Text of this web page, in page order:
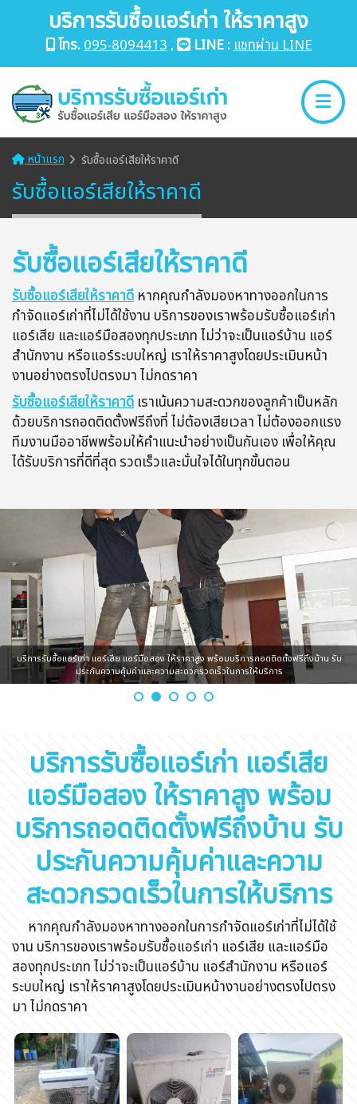
บริการรับซื้อแอร์เก่า ให้ราคาสูง
โทร.095-8094413, LINE :แชทผ่าน LINE
หน้าแรก รับซื้อแอร์เสียให้ราคาดี
รับซื้อแอร์เสียให้ราคาดี
รับซื้อแอร์เสียให้ราคาดี
รับซื้อแอร์เสียให้ราคาดี หากคุณกำลังมองหาทางออกในการ
กำจัดแอร์เก่าที่ไม่ได้ใช้งาน บริการของเราพร้อมรับซื้อแอร์เก่า
แอร์เสีย และแอร์มือสองทุกประเภท ไม่ว่าจะเป็นแอร์บ้าน แอร์
สำนักงาน หรือแอร์ระบบใหญ่ เราให้ราคาสูงโดยประเมินหน้า
งานอย่างตรงไปตรงมา ไม่กดราคา
รับซื้อแอร์เสียให้ราคาดี เราเน้นความสะดวกของลูกค้าเป็นหลัก
ด้วยบริการถอดติดตั้งฟรีถึงที่ ไม่ต้องเสียเวลา ไม่ต้องออกแรง
ทีมงานมืออาชีพพร้อมให้คำแนะนำอย่างเป็นกันเอง เพื่อให้คุณ
ได้รับบริการที่ดีที่สุด รวดเร็วและมั่นใจได้ในทุกขั้นตอน
บริการรับซื้อแอร์เก่า แอร์เสีย แอร์มือสอง ให้ราคาสูง พร้อมบริการถอดติดตั้งฟรีถึงบ้าน รับ
ประกันความคุ้มค่าและความสะดวกรวดเร็วในการให้บริการ
บริการรับซื้อแอร์เก่า แอร์เสีย
แอร์มือสอง ให้ราคาสูง พร้อม
บริการถอดติดตั้งฟรีถึงบ้าน รับ
ประกันความคุ้มค่าและความ
สะดวกรวดเร็วในการให้บริการ
หากคุณกำลังมองหาทางออกในการกำจัดแอร์เก่าที่ไม่ได้ใช้
งาน บริการของเราพร้อมรับซื้อแอร์เก่า แอร์เสีย และแอร์มือ
สองทุกประเภท ไม่ว่าจะเป็นแอร์บ้าน แอร์สำนักงาน หรือแอร์
ระบบใหญ่ เราให้ราคาสูงโดยประเมินหน้างานอย่างตรงไปตรง
มา ไม่กดราคา